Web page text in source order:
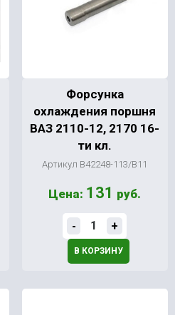
Форсунка
охлаждения поршня
ВАЗ 2110-12, 2170 16-
ти кл.
Артикул В42248-113/В11
Цена: 131 руб.
- +
В КОРЗИНУ